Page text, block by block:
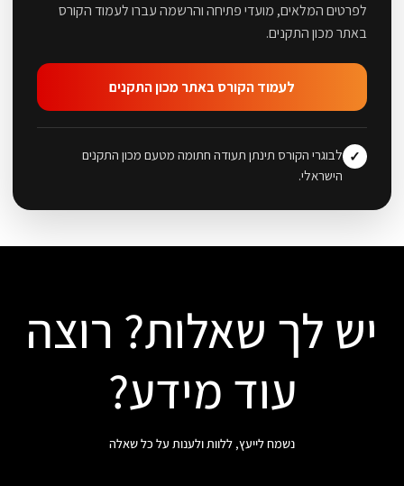
לפרטים המלאים, מועדי פתיחה והרשמה עברו לעמוד הקורס
באתר מכון התקנים.
לעמוד הקורס באתר מכון התקנים
לבוגרי הקורס תינתן תעודה חתומה מטעם מכון התקנים
הישראלי.
יש לך שאלות? רוצה
עוד מידע?
נשמח לייעץ, ללוות ולענות על כל שאלה